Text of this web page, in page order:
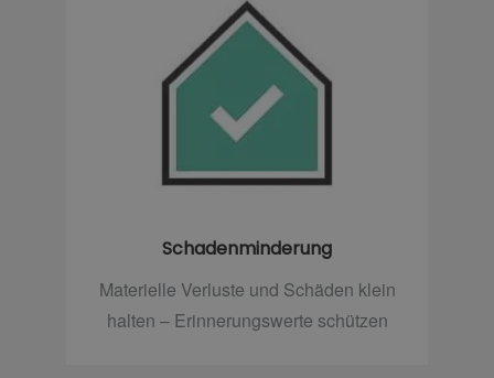
Schadenminderung
Materielle Verluste und Schäden klein
halten – Erinnerungswerte schützen